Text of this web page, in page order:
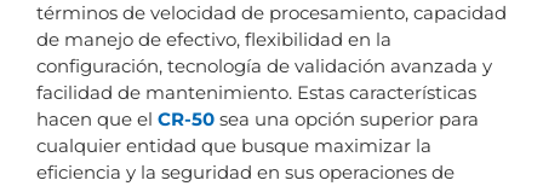
términos de velocidad de procesamiento, capacidad
de manejo de efectivo, flexibilidad en la
configuración, tecnología de validación avanzada y
facilidad de mantenimiento. Estas características
hacen que el CR-50sea una opción superior para
cualquier entidad que busque maximizar la
eficiencia y la seguridad en sus operaciones de